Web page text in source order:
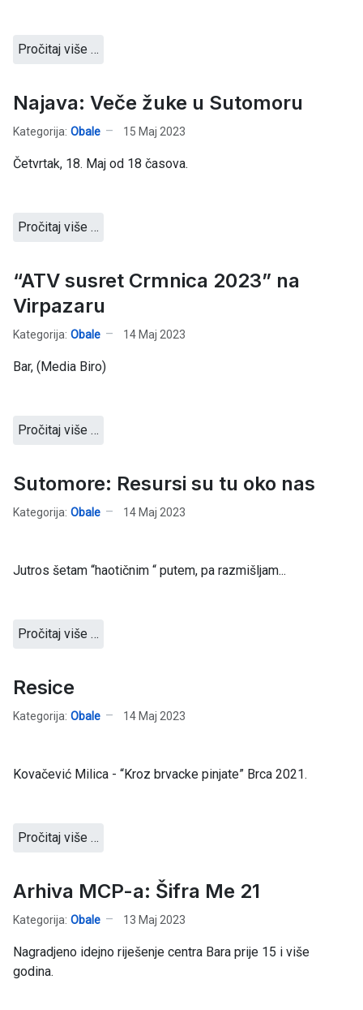
Pročitaj više …
Najava: Veče žuke u Sutomoru
Kategorija: Obale 15 Maj 2023
Četvrtak, 18. Maj od 18 časova.
Pročitaj više …
“ATV susret Crmnica 2023” na
Virpazaru
Kategorija: Obale 14 Maj 2023
Bar, (Media Biro)
Pročitaj više …
Sutomore: Resursi su tu oko nas
Kategorija: Obale 14 Maj 2023
Jutros šetam “haotičnim “ putem, pa razmišljam...
Pročitaj više …
Resice
Kategorija: Obale 14 Maj 2023
Kovačević Milica - “Kroz brvacke pinjate” Brca 2021.
Pročitaj više …
Arhiva MCP-a: Šifra Me 21
Kategorija: Obale 13 Maj 2023
Nagradjeno idejno riješenje centra Bara prije 15 i više
godina.